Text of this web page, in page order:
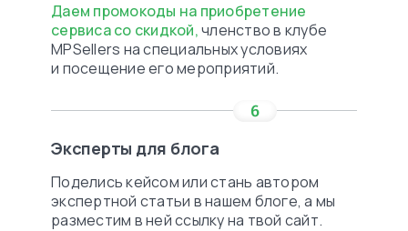
Даем промокоды на приобретение
сервиса со скидкой,членство в клубе
MPSellers на специальных условиях
и посещение его мероприятий.
Эксперты для блога
Поделись кейсом или стань автором
экспертной статьи в нашем блоге, а мы
разместим в ней ссылку на твой сайт.